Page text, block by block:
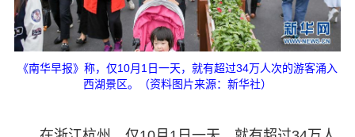
《南华早报》称，仅10月1日一天，就有超过34万人次的游客涌入
西湖景区。（资料图片来源：新华社）